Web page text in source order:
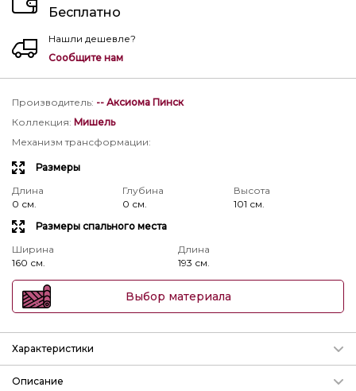
Бесплатно
Нашли дешевле?
Сообщите нам
Производитель: -- Аксиома Пинск
Коллекция: Мишель
Механизм трансформации:
Размеры
Длина
0 см.
Глубина
0 см.
Высота
101 см.
Размеры спального места
Ширина
160 см.
Длина
193 см.
Выбор материала
Характеристики
Подробнее о механизмах
Описание